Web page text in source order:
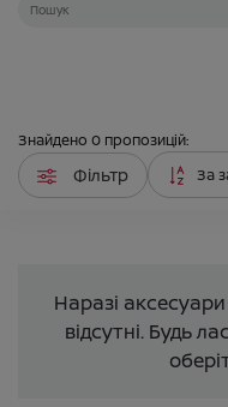
Знайдено 0 пропозицій:
Фільтр
Наразі аксесуари
відсутні. Будь